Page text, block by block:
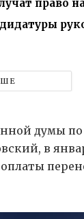
право
думы
в